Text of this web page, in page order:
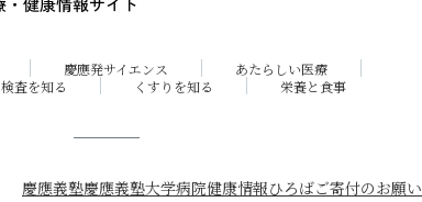
慶應発サイエンス
あたらしい医療
検査を知る くすりを知る 栄養と食事
慶應義塾慶應義塾大学病院健康情報ひろばご寄付のお願い